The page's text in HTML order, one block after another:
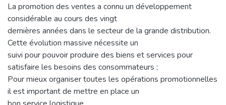
La promotion des ventes a connu un développement
considérable au cours des vingt
dernières années dans le secteur de la grande distribution.
Cette évolution massive nécessite un
suivi pour pouvoir produire des biens et services pour
satisfaire les besoins des consommateurs ;
Pour mieux organiser toutes les opérations promotionnelles
il est important de mettre en place un